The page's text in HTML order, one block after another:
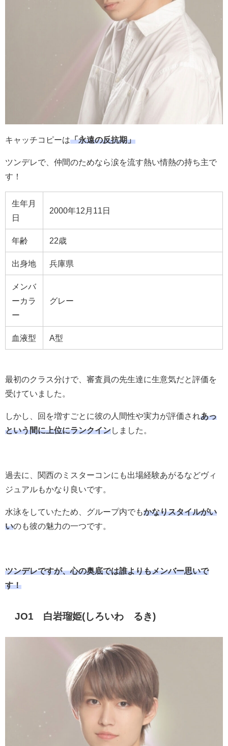
キャッチコピーは「永遠の反抗期」
ツンデレで、仲間のためなら涙を流す熱い情熱の持ち主で
す！
生年月
日
2000年12月11日
年齢 22歳
出身地 兵庫県
メンバ
ーカラ
ー
グレー
血液型 A型
最初のクラス分けで、審査員の先生達に生意気だと評価を
受けていました。
しかし、回を増すごとに彼の人間性や実力が評価されあっ
という間に上位にランクインしました。
過去に、関西のミスターコンにも出場経験あがるなどヴィ
ジュアルもかなり良いです。
水泳をしていたため、グループ内でもかなりスタイルがい
いのも彼の魅力の一つです。
ツンデレですが、心の奥底では誰よりもメンバー思いで
す！
JO1 白岩瑠姫(しろいわ るき)